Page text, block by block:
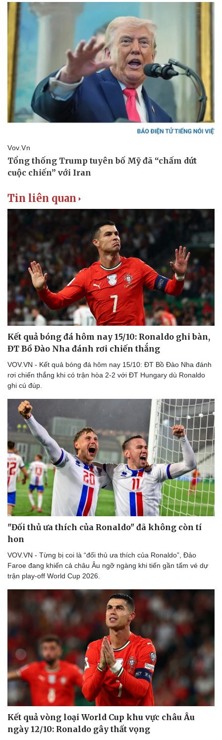
Thể thao
Bóng đá
Lịch thi đấu bóng đá
Thế giới thể thao
eSports
Ô tô - Xe máy
Ô tô
Xe máy
Tư vấn
Tin liên quan
Kết quả bóng đá hôm nay 15/10: Ronaldo ghi bàn,
ĐT Bồ Đào Nha đánh rơi chiến thắng
VOV.VN - Kết quả bóng đá hôm nay 15/10: ĐT Bồ Đào Nha đánh
rơi chiến thắng khi có trận hòa 2-2 với ĐT Hungary dù Ronaldo
ghi cú đúp.
"Đối thủ ưa thích của Ronaldo" đã không còn tí
hon
VOV.VN - Từng bị coi là “đối thủ ưa thích của Ronaldo”, Đảo
Faroe đang khiến cả châu Âu ngỡ ngàng khi tiến gần tấm vé dự
trận play-off World Cup 2026.
Kết quả vòng loại World Cup khu vực châu Âu
ngày 12/10: Ronaldo gây thất vọng